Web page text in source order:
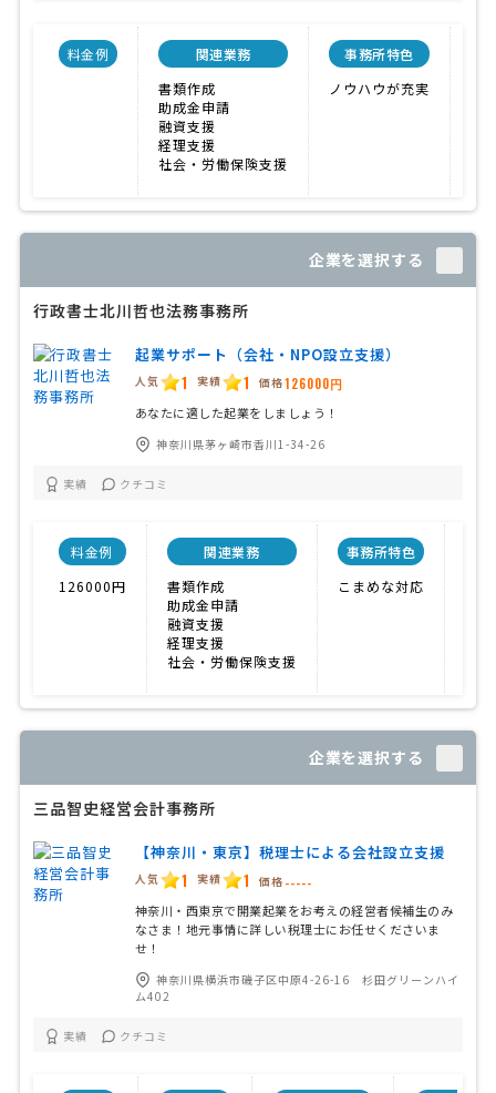
料金例
関連業務
書類作成
助成金申請
融資支援
経理支援
社会・労働保険支援
事務所特色
ノウハウが充実
企業を選択する
行政書士北川哲也法務事務所
起業サポート（会社・NPO設立支援）
人気 1 実績 1 価格126000円
あなたに適した起業をしましょう！
神奈川県茅ヶ崎市香川1-34-26
実績 クチコミ
料金例
126000円
関連業務
書類作成
助成金申請
融資支援
経理支援
社会・労働保険支援
事務所特色
こまめな対応
企業を選択する
三品智史経営会計事務所
【神奈川・東京】税理士による会社設立支援
人気 1 実績 1 価格 -----
神奈川・西東京で開業起業をお考えの経営者候補生のみ
なさま！地元事情に詳しい税理士にお任せくださいま
せ！
神奈川県横浜市磯子区中原4-26-16 杉田グリーンハイ
ム402
実績 クチコミ